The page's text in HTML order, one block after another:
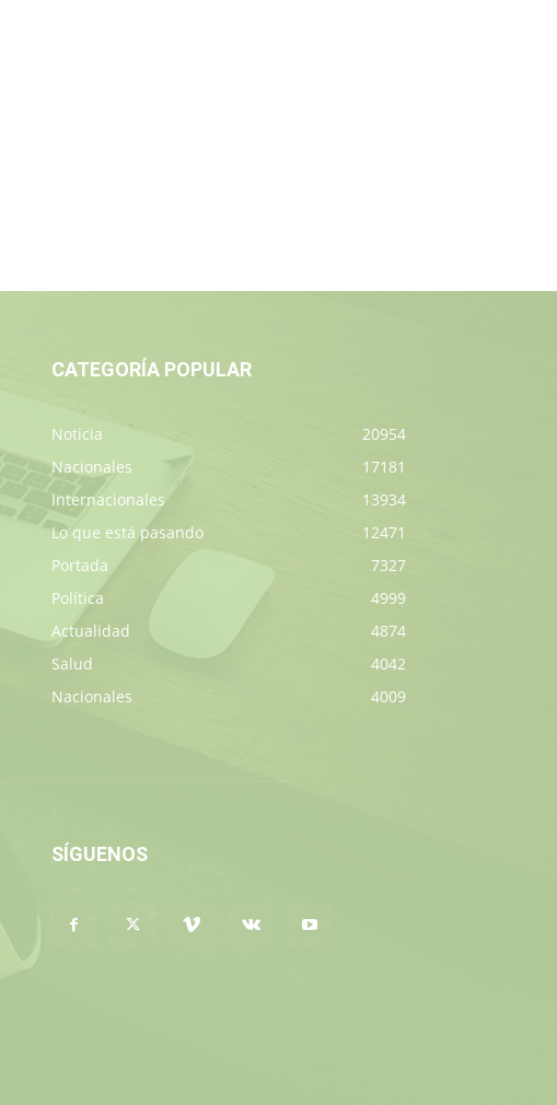
CATEGORÍA POPULAR
Noticia
20954
Nacionales
17181
Internacionales
13934
Lo que está pasando
12471
Portada
7327
Política
4999
Actualidad
4874
Salud
4042
Nacionales
4009
SÍGUENOS